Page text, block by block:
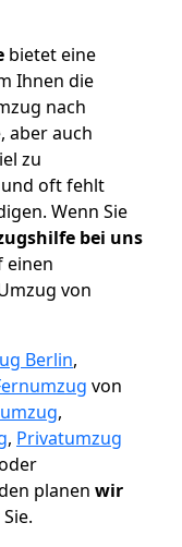
bietet eine
Ihnen die
nach
aber auch
zu
oft fehlt
Wenn Sie
bei uns
einen
von
Berlin,
von
,
, Privatumzug
planen wir